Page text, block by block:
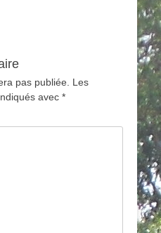
pas publiée.
Les
avec *